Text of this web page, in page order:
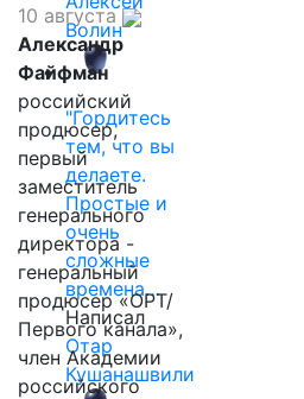
Волин
"Гордитесь
тем, что вы
делаете.
Простые и
очень
сложные
времена…
Написал
Отар
Кушанашвили
10 августа
Александр
Файфман
российский
продюсер,
первый
заместитель
генерального
директора -
генеральный
продюсер «ОРТ/
Первого канала»,
член Академии
российского